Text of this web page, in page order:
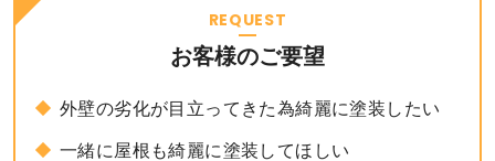
REQUEST
お客様のご要望
外壁の劣化が目立ってきた為綺麗に塗装したい
一緒に屋根も綺麗に塗装してほしい